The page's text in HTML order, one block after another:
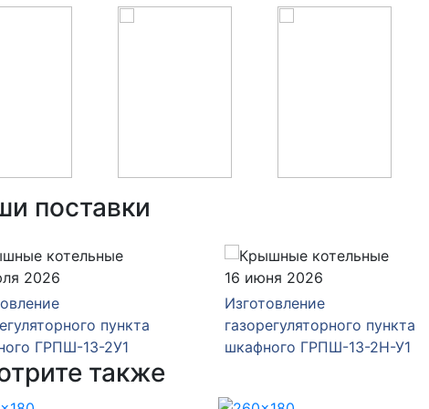
поставки
2026
пункта
ГРПШ-13-2У1
16 июня 2026
Изготовление
газорегуляторного пункта
шкафного ГРПШ-13-2Н-У1
также